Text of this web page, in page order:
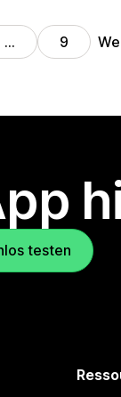
… 9
testen